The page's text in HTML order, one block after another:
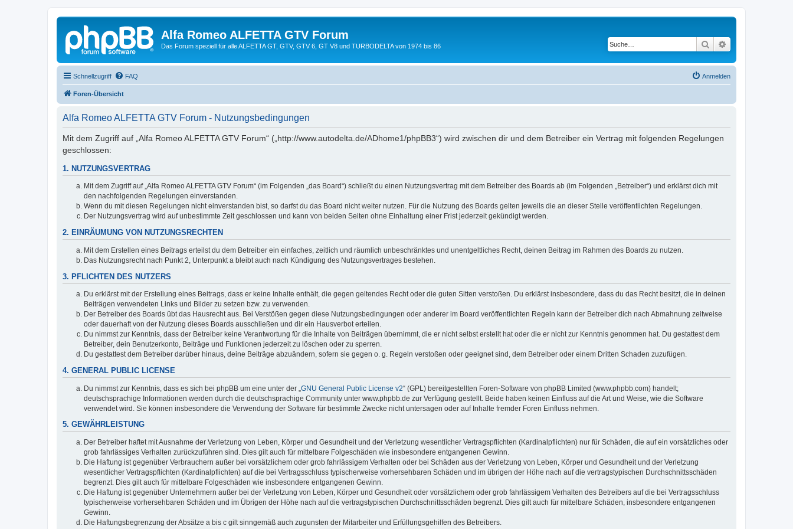
Alfa Romeo ALFETTA GTV Forum
Das Forum speziell für alle ALFETTA GT, GTV, GTV 6, GT V8 und TURBODELTA von 1974 bis 86 Suche
Schnellzugriff FAQ Anmelden
Foren-Übersicht
Alfa Romeo ALFETTA GTV Forum - Nutzungsbedingungen
Mit dem Zugriff auf „Alfa Romeo ALFETTA GTV Forum“ („http://www.autodelta.de/ADhome1/phpBB3“) wird zwischen dir und dem Betreiber ein Vertrag mit folgenden Regelungen
geschlossen:
1. NUTZUNGSVERTRAG
Mit dem Zugriff auf „Alfa Romeo ALFETTA GTV Forum“ (im Folgenden „das Board“) schließt du einen Nutzungsvertrag mit dem Betreiber des Boards ab (im Folgenden „Betreiber“) und erklärst dich mit
den nachfolgenden Regelungen einverstanden.
Wenn du mit diesen Regelungen nicht einverstanden bist, so darfst du das Board nicht weiter nutzen. Für die Nutzung des Boards gelten jeweils die an dieser Stelle veröffentlichten Regelungen.
Der Nutzungsvertrag wird auf unbestimmte Zeit geschlossen und kann von beiden Seiten ohne Einhaltung einer Frist jederzeit gekündigt werden.
2. EINRÄUMUNG VON NUTZUNGSRECHTEN
Mit dem Erstellen eines Beitrags erteilst du dem Betreiber ein einfaches, zeitlich und räumlich unbeschränktes und unentgeltliches Recht, deinen Beitrag im Rahmen des Boards zu nutzen.
Das Nutzungsrecht nach Punkt 2, Unterpunkt a bleibt auch nach Kündigung des Nutzungsvertrages bestehen.
3. PFLICHTEN DES NUTZERS
Du erklärst mit der Erstellung eines Beitrags, dass er keine Inhalte enthält, die gegen geltendes Recht oder die guten Sitten verstoßen. Du erklärst insbesondere, dass du das Recht besitzt, die in deinen
Beiträgen verwendeten Links und Bilder zu setzen bzw. zu verwenden.
Der Betreiber des Boards übt das Hausrecht aus. Bei Verstößen gegen diese Nutzungsbedingungen oder anderer im Board veröffentlichten Regeln kann der Betreiber dich nach Abmahnung zeitweise
oder dauerhaft von der Nutzung dieses Boards ausschließen und dir ein Hausverbot erteilen.
Du nimmst zur Kenntnis, dass der Betreiber keine Verantwortung für die Inhalte von Beiträgen übernimmt, die er nicht selbst erstellt hat oder die er nicht zur Kenntnis genommen hat. Du gestattest dem
Betreiber, dein Benutzerkonto, Beiträge und Funktionen jederzeit zu löschen oder zu sperren.
Du gestattest dem Betreiber darüber hinaus, deine Beiträge abzuändern, sofern sie gegen o. g. Regeln verstoßen oder geeignet sind, dem Betreiber oder einem Dritten Schaden zuzufügen.
4. GENERAL PUBLIC LICENSE
Du nimmst zur Kenntnis, dass es sich bei phpBB um eine unter der „ GNU General Public License v2“ (GPL) bereitgestellten Foren-Software von phpBB Limited (www.phpbb.com) handelt;
deutschsprachige Informationen werden durch die deutschsprachige Community unter www.phpbb.de zur Verfügung gestellt. Beide haben keinen Einfluss auf die Art und Weise, wie die Software
verwendet wird. Sie können insbesondere die Verwendung der Software für bestimmte Zwecke nicht untersagen oder auf Inhalte fremder Foren Einfluss nehmen.
5. GEWÄHRLEISTUNG
Der Betreiber haftet mit Ausnahme der Verletzung von Leben, Körper und Gesundheit und der Verletzung wesentlicher Vertragspflichten (Kardinalpflichten) nur für Schäden, die auf ein vorsätzliches oder
grob fahrlässiges Verhalten zurückzuführen sind. Dies gilt auch für mittelbare Folgeschäden wie insbesondere entgangenen Gewinn.
Die Haftung ist gegenüber Verbrauchern außer bei vorsätzlichem oder grob fahrlässigem Verhalten oder bei Schäden aus der Verletzung von Leben, Körper und Gesundheit und der Verletzung
wesentlicher Vertragspflichten (Kardinalpflichten) auf die bei Vertragsschluss typischerweise vorhersehbaren Schäden und im übrigen der Höhe nach auf die vertragstypischen Durchschnittsschäden
begrenzt. Dies gilt auch für mittelbare Folgeschäden wie insbesondere entgangenen Gewinn.
Die Haftung ist gegenüber Unternehmern außer bei der Verletzung von Leben, Körper und Gesundheit oder vorsätzlichem oder grob fahrlässigem Verhalten des Betreibers auf die bei Vertragsschluss
typischerweise vorhersehbaren Schäden und im Übrigen der Höhe nach auf die vertragstypischen Durchschnittsschäden begrenzt. Dies gilt auch für mittelbare Schäden, insbesondere entgangenen
Gewinn.
Die Haftungsbegrenzung der Absätze a bis c gilt sinngemäß auch zugunsten der Mitarbeiter und Erfüllungsgehilfen des Betreibers.